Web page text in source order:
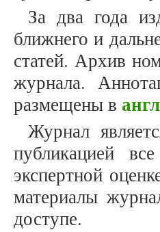
За два года
ближнего и
статей. Архив
журнала.
размещены в
Журнал
публикацией
экспертной
материалы
доступе.